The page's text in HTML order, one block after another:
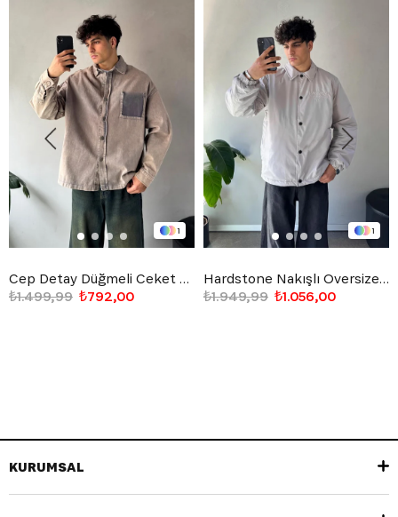
1
Cep Detay Düğmeli Ceket Taş Rengi
₺792,00
₺1.499,99
1
Hardstone Nakışlı Oversize Ceket Gri
₺1.056,00
₺1.949,99
KURUMSAL